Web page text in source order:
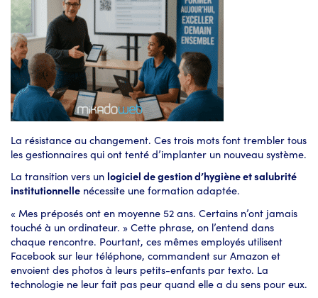
La résistance au changement. Ces trois mots font trembler tous
les gestionnaires qui ont tenté d’implanter un nouveau système.
La transition vers un logiciel de gestion d’hygiène et salubrité
institutionnelle nécessite une formation adaptée.
« Mes préposés ont en moyenne 52 ans. Certains n’ont jamais
touché à un ordinateur. » Cette phrase, on l’entend dans
chaque rencontre. Pourtant, ces mêmes employés utilisent
Facebook sur leur téléphone, commandent sur Amazon et
envoient des photos à leurs petits-enfants par texto. La
technologie ne leur fait pas peur quand elle a du sens pour eux.